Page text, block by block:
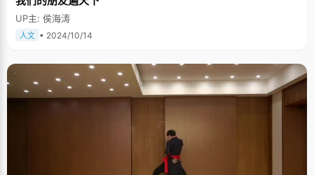
UP主: 侯海涛
人文 • 2024/10/14